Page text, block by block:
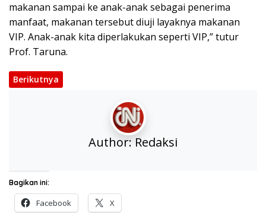
makanan sampai ke anak-anak sebagai penerima
manfaat, makanan tersebut diuji layaknya makanan
VIP. Anak-anak kita diperlakukan seperti VIP,” tutur
Prof. Taruna.
Berikutnya
Author: Redaksi
Bagikan ini:
Facebook X